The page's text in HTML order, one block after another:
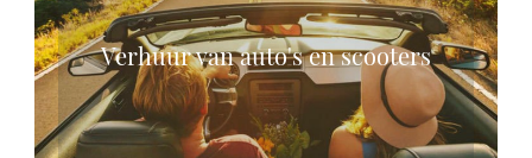
Verhuur van auto's en scooters